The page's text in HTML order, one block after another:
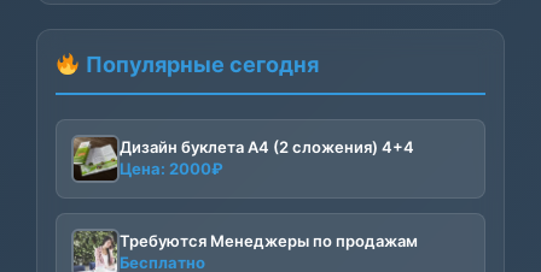
Популярные сегодня
Дизайн буклета А4 (2 сложения) 4+4
Цена: 2000₽
Требуются Менеджеры по продажам
Бесплатно